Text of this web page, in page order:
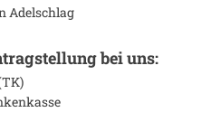
Adelschlag
bei uns: